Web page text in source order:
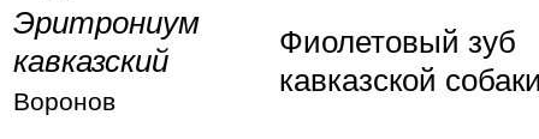
Эритрониум
кавказский
Воронов
Фиолетовый зуб
кавказской